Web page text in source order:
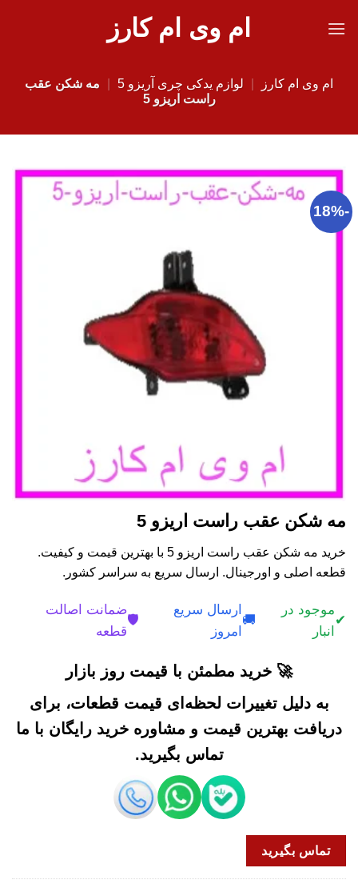
ام وی ام کارز
ام وی ام کارز لوازم یدکی چری آریزو 5
مه شکن عقب
راست اریزو 5
-18%
مه شکن عقب راست اریزو 5
خرید مه شکن عقب راست اریزو 5 با بهترین قیمت و کیفیت.
قطعه اصلی و اورجینال. ارسال سریع به سراسر کشور.
✔
موجود در
انبار
🚚
ارسال سریع
امروز
🛡️
ضمانت اصالت
قطعه
🚀 خرید مطمئن با قیمت روز بازار
به دلیل تغییرات لحظه‌ای قیمت قطعات، برای
دریافت بهترین قیمت و مشاوره خرید رایگان با ما
تماس بگیرید.
تماس بگیرید